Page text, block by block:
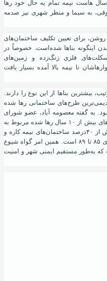
هاست نیمه تمام به حال خود رها
به سیما و منظر شهری نیز صدمه
روشن، برای تعیین تکلیف ساختمان‌های
اینگونه بناها شده‌است. خصوصاً در
فلزی زنگ‌زده و زمین‌های
تا نیمه بالا آمده‌ بسیار یافت
، بیشترین بناها از این نوع را دارند.
طرح‌های ساختمانی رها شده
می‌شود. به گفته معصومه آباد، عضو شورای
شهر تهران، در حال حاضر ۱۰درصد طرح‌های بیش از ۱۰ سال رها شده مربوط به
سال‌های ۵۳ تا ۷۹ است. در حالی که بیش از ۴۰‌درصد ساختمان‌های نیمه‌ کاره و
گودهای پنج‌ساله موجود متعلق به سال‌های ۸۵ تا ۸۹ است. همین امر گواه شیوع
به‌طور مستقیم ایمنی شهر و امنیت